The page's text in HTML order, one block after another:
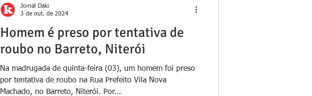
Homem é preso por tentativa de
roubo no Barreto, Niterói
Na madrugada de quinta-feira (03), um homem foi preso
por tentativa de roubo na Rua Prefeito Vila Nova
Machado, no Barreto, Niterói. Por...
Jornal Daki
3 de out. de 2024